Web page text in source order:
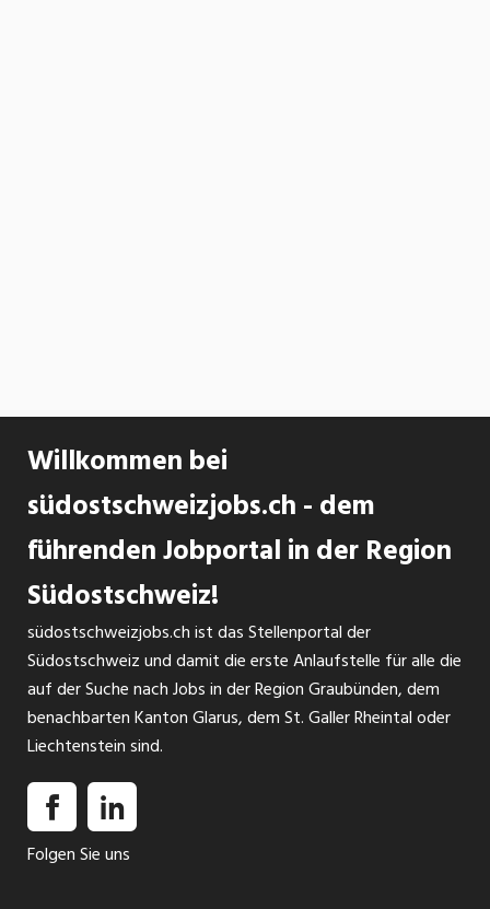
Willkommen bei
südostschweizjobs.ch - dem
führenden Jobportal in der Region
Südostschweiz!
südostschweizjobs.ch ist das Stellenportal der
Südostschweiz und damit die erste Anlaufstelle für alle die
auf der Suche nach Jobs in der Region Graubünden, dem
benachbarten Kanton Glarus, dem St. Galler Rheintal oder
Liechtenstein sind.
Folgen Sie uns